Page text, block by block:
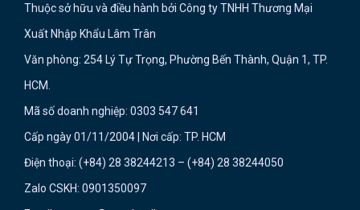
Thuộc sở hữu và điều hành bởi Công ty TNHH Thương Mại
Xuất Nhập Khẩu Lâm Trân
Văn phòng: 254 Lý Tự Trọng, Phường Bến Thành, Quận 1, TP.
HCM.
Mã số doanh nghiệp: 0303 547 641
Cấp ngày 01/11/2004 | Nơi cấp: TP. HCM
Điện thoại: (+84) 28 38244213 – (+84) 28 38244050
Zalo CSKH: 0901350097